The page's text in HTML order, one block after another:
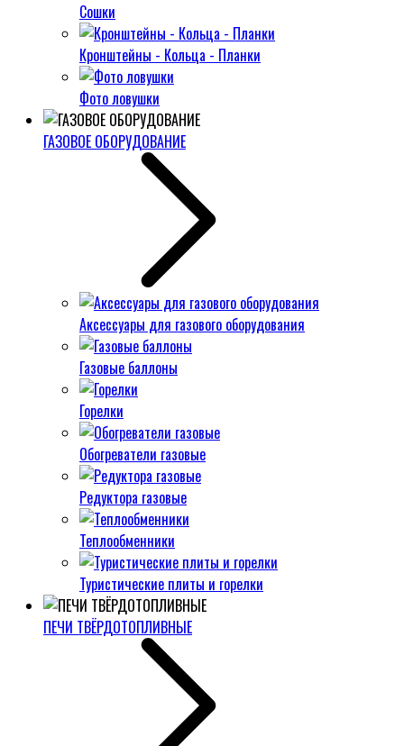
Сошки
Кронштейны - Кольца - Планки
Фото ловушки
ГАЗОВОЕ ОБОРУДОВАНИЕ
Аксессуары для газового оборудования
Газовые баллоны
Горелки
Обогреватели газовые
Редуктора газовые
Теплообменники
Туристические плиты и горелки
ПЕЧИ ТВЁРДОТОПЛИВНЫЕ